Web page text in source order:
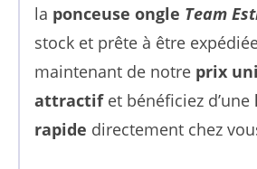
la ponceuse ongle Team
stock et prête à être
maintenant de notre prix
attractifet bénéficiez d’une
rapide directement chez